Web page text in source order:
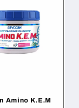
Amino K.E.M